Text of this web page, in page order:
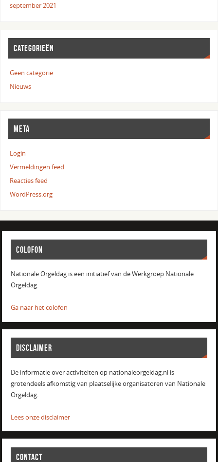
september 2021
CATEGORIEËN
Geen categorie
Nieuws
META
Login
Vermeldingen feed
Reacties feed
WordPress.org
COLOFON
Nationale Orgeldag is een initiatief van de Werkgroep Nationale
Orgeldag.
Ga naar het colofon
DISCLAIMER
De informatie over activiteiten op nationaleorgeldag.nl is
grotendeels afkomstig van plaatselijke organisatoren van Nationale
Orgeldag.
Lees onze disclaimer
CONTACT